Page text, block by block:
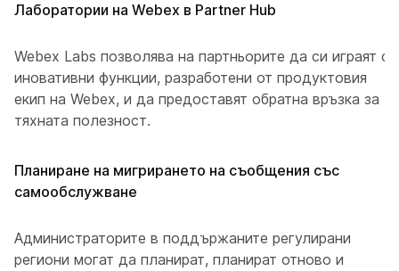
Лаборатории на Webex в Partner Hub
Webex Labs позволява на партньорите да си играят с
иновативни функции, разработени от продуктовия
екип на Webex, и да предоставят обратна връзка за
тяхната полезност.
Планиране на мигрирането на съобщения със
самообслужване
Администраторите в поддържаните регулирани
региони могат да планират, планират отново и